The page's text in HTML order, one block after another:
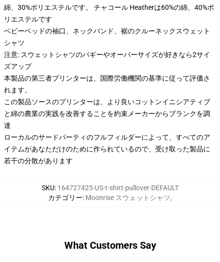
綿、30%ポリエステルです。 チャコール Heatherは60%の綿、40%ポ
リエステルです
ベビーベッドの袖口、ネックバンド、裾のクルーネックスウェット
シャツ
注意: スウェットシャツのバギーやオーバーサイズが好きなら2サイ
ズアップ
本製品の第三者プリンターは、国際労働機関の基準に従って評価さ
れます。
この製品ソースのプリンターは、より良いコットンイニシアティブ
と綿の農業の実践を改善することを約束メーカーからブランクを調
達
ローカルのサードパーティのフルフィルダーによって、すべてのア
イテムがあなただけのために作られているので、受け取った製品に
若干の分散があります
SKU: 164727425-US-t-shirt-pullover-DEFAULT
カテゴリー: Moonrise スウェットシャツ,
What Customers Say